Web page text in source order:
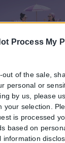
Process My
out of the sale,
personal or
by us, please
your selection.
is processed
based on
information